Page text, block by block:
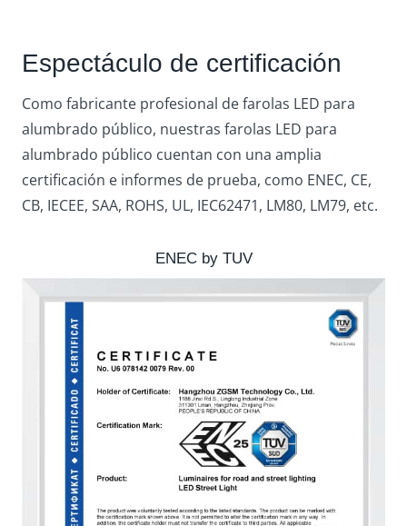
Espectáculo de certificación
Como fabricante profesional de farolas LED para
alumbrado público, nuestras farolas LED para
alumbrado público cuentan con una amplia
certificación e informes de prueba, como ENEC, CE,
CB, IECEE, SAA, ROHS, UL, IEC62471, LM80, LM79, etc.
ENEC by TUV